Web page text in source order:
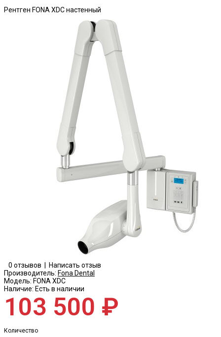
Рентген FONA XDC настенный
0 отзывов
Написать отзыв
Производитель: Fona Dental
Модель: FONA XDC
Наличие: Есть в наличии
103 500 ₽
Количество